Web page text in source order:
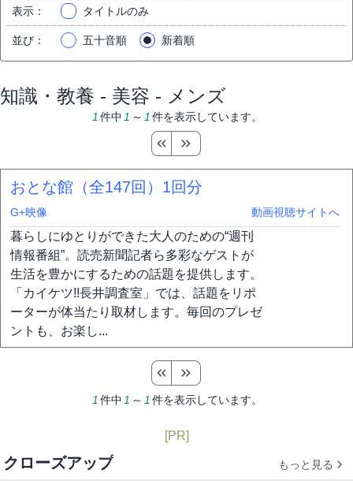
表示 ： タイトルのみ
並び ： 五十音順 新着順
知識・教養 - 美容 - メンズ
1 件中 1 ～ 1 件を表示しています。
おとな館（全147回） 1回分
G+映像 動画視聴サイトへ
暮らしにゆとりができた大人のための“週刊
情報番組”。読売新聞記者ら多彩なゲストが
生活を豊かにするための話題を提供します。
「カイケツ!!長井調査室」では、話題をリポ
ーターが体当たり取材します。毎回のプレゼ
ントも、お楽し...
1 件中 1 ～ 1 件を表示しています。
[PR]
クローズアップ もっと見る